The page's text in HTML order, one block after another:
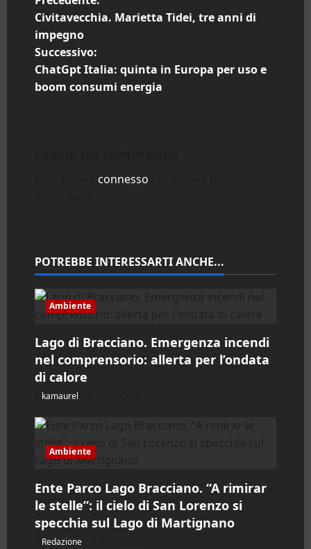
a
v
i
n
e
r
t
i
l
o
Civitavecchia. Marietta Tidei, tre anni di
impegno
Successivo:
ChatGpt Italia: quinta in Europa per uso e
boom consumi energia
connesso
POTREBBE INTERESSARTI ANCHE...
Ambiente
Lago di Bracciano. Emergenza incendi
nel comprensorio: allerta per l’ondata
di calore
kamaurel
Ambiente
Ente Parco Lago Bracciano. “A rimirar
le stelle”: il cielo di San Lorenzo si
specchia sul Lago di Martignano
Redazione